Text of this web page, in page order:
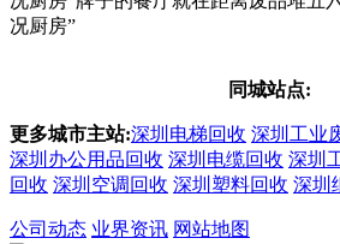
况厨房”
同城站点:
更多城市主站:深圳电梯回收 深圳工业
深圳办公用品回收 深圳电缆回收 深圳
回收 深圳空调回收 深圳塑料回收 深圳
公司动态 业界资讯 网站地图